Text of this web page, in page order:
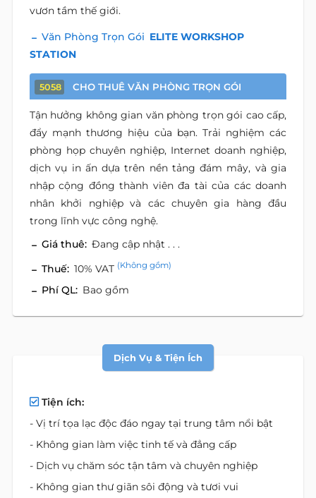
vươn tầm thế giới.
Văn Phòng Trọn Gói ELITE WORKSHOP
STATION
5058 CHO THUÊ VĂN PHÒNG TRỌN GÓI
Tận hưởng không gian văn phòng trọn gói cao cấp,
đẩy mạnh thương hiệu của bạn. Trải nghiệm các
phòng họp chuyên nghiệp, Internet doanh nghiệp,
dịch vụ in ấn dựa trên nền tảng đám mây, và gia
nhập cộng đồng thành viên đa tài của các doanh
nhân khởi nghiệp và các chuyên gia hàng đầu
trong lĩnh vực công nghệ.
Giá thuê: Đang cập nhật . . .
Thuế: 10% VAT (Không gồm)
Phí QL: Bao gồm
Dịch Vụ & Tiện Ích
Tiện ích:
- Vị trí tọa lạc độc đáo ngay tại trung tâm nổi bật
- Không gian làm việc tinh tế và đẳng cấp
- Dịch vụ chăm sóc tận tâm và chuyên nghiệp
- Không gian thư giãn sôi động và tươi vui